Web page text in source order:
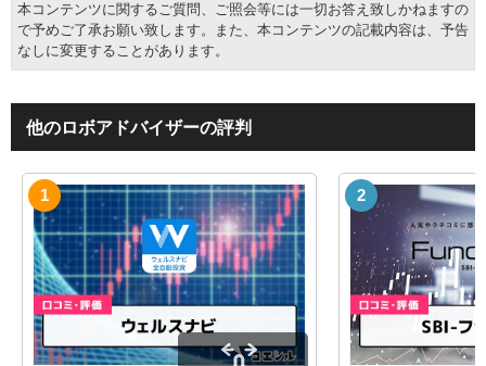
本コンテンツに関するご質問、ご照会等には一切お答え致しかねますの
で予めご了承お願い致します。また、本コンテンツの記載内容は、予告
なしに変更することがあります。
他のロボアドバイザーの評判